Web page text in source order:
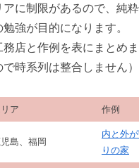
に制限があるので、純
強が目的になります。
店と作例を表にまとめ
時系列は整合しません）
ア 作例
児島、福岡
内と外
りの家